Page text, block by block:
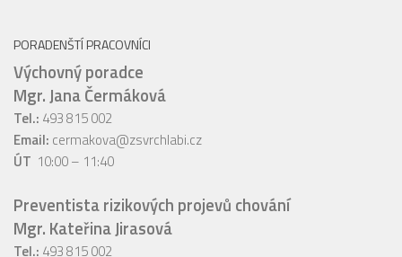
PORADENŠTÍ PRACOVNÍCI
Výchovný poradce
Mgr. Jana Čermáková
Tel.: 493 815 002
Email: cermakova@zsvrchlabi.cz
ÚT 10:00 – 11:40
Preventista rizikových projevů chování
Mgr. Kateřina Jirasová
Tel.: 493 815 002